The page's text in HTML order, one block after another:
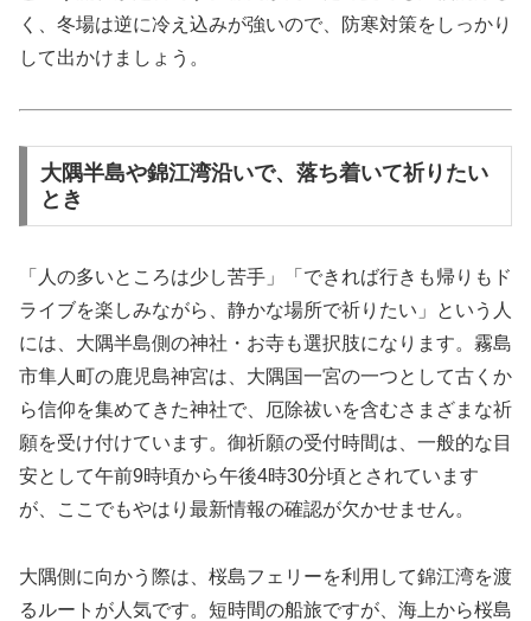
く、冬場は逆に冷え込みが強いので、防寒対策をしっかり
して出かけましょう。
大隅半島や錦江湾沿いで、落ち着いて祈りたい
とき
「人の多いところは少し苦手」「できれば行きも帰りもド
ライブを楽しみながら、静かな場所で祈りたい」という人
には、大隅半島側の神社・お寺も選択肢になります。霧島
市隼人町の鹿児島神宮は、大隅国一宮の一つとして古くか
ら信仰を集めてきた神社で、厄除祓いを含むさまざまな祈
願を受け付けています。御祈願の受付時間は、一般的な目
安として午前9時頃から午後4時30分頃とされています
が、ここでもやはり最新情報の確認が欠かせません。
大隅側に向かう際は、桜島フェリーを利用して錦江湾を渡
るルートが人気です。短時間の船旅ですが、海上から桜島